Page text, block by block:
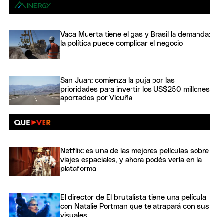
Vaca Muerta tiene el gas y Brasil la demanda:
la política puede complicar el negocio
San Juan: comienza la puja por las
prioridades para invertir los US$250 millones
aportados por Vicuña
Netflix: es una de las mejores películas sobre
viajes espaciales, y ahora podés verla en la
plataforma
El director de El brutalista tiene una película
con Natalie Portman que te atrapará con sus
visuales